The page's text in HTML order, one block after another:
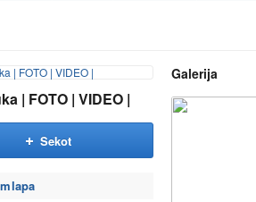
| FOTO | VIDEO |
Sekot
Galerija